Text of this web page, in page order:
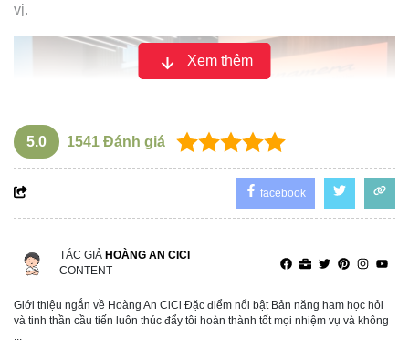
vị.
Bên cạnh 7 tùy chọn mâm xe hoàn toàn mới, khách hàng
Xem thêm
5.0 1541 Đánh giá
facebook
TÁC GIẢ HOÀNG AN CICI
CONTENT
Giới thiệu ngắn về Hoàng An CiCi Đặc điểm nổi bật Bản năng ham học hỏi
và tinh thần cầu tiến luôn thúc đẩy tôi hoàn thành tốt mọi nhiệm vụ và không
...